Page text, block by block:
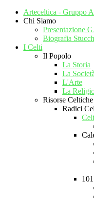
Arteceltica - Gruppo
Chi Siamo
Presentazione
Biografia
I Celti
Il Popolo
La Storia
La Società
L'Arte
La
Risorse Celtiche
Radici